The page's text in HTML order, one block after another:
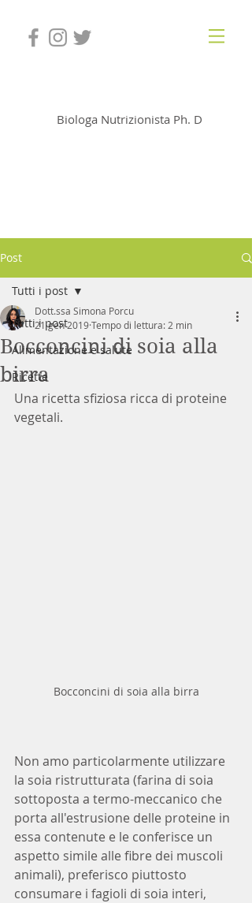
Biologa Nutrizionista Ph. D
Post
Tutti i post
Alimentazione e salute
Ricette
Tutti i post
Bocconcini di soia alla
birra
Dott.ssa Simona Porcu
21 gen 2019Tempo di lettura: 2 min
Una ricetta sfiziosa ricca di proteine
vegetali.
Bocconcini di soia alla birra
Non amo particolarmente utilizzare
la soia ristrutturata (farina di soia
sottoposta a termo-meccanico che
porta all'estrusione delle proteine in
essa contenute e le conferisce un
aspetto simile alle fibre dei muscoli
animali), preferisco piuttosto
consumare i fagioli di soia interi,